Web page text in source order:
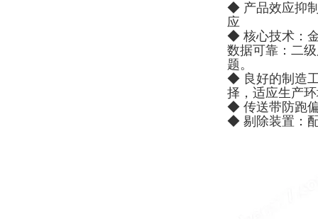
◆ 产品效应抑
应
◆ 核心技术：
数据可靠：二
题。
◆ 良好的制造
择，适应生产
◆ 传送带防跑
◆ 剔除装置：